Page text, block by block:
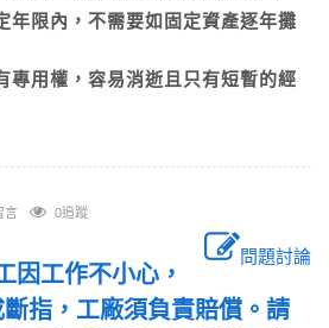
年限內，不需要如固定資產逐年攤
專用權，容易消逝且只有短暫的經
言 0追蹤
問題討論
因工作不小心，
指，工廠須負責賠償。請